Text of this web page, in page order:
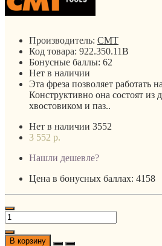
Производитель: CMT
Код товара: 922.350.11B
Бонусные баллы: 62
Нет в наличии
Эта фреза позволяет работать
Конструктивно она состоят из
хвостовиком и паз..
Нет в наличии 3552
3 552 р.
Нашли дешевле?
Цена в бонусных баллах: 4158
В корзину